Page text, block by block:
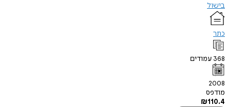
בישול
כתר
368 עמודים
2008
מודפס
₪110.4